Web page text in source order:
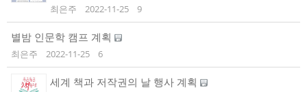
최은주 2022-11-25 9
별밤 인문학 캠프 계획
최은주 2022-11-25 6
세계 책과 저작권의 날 행사 계획